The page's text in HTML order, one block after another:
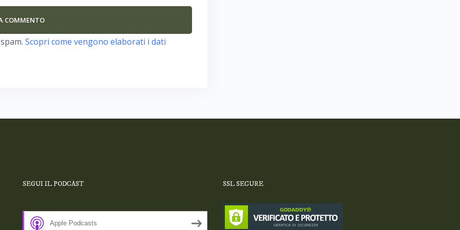
Scopri come vengono elaborati i dati
SEGUI IL PODCAST
Apple Podcasts
SSL SECURE